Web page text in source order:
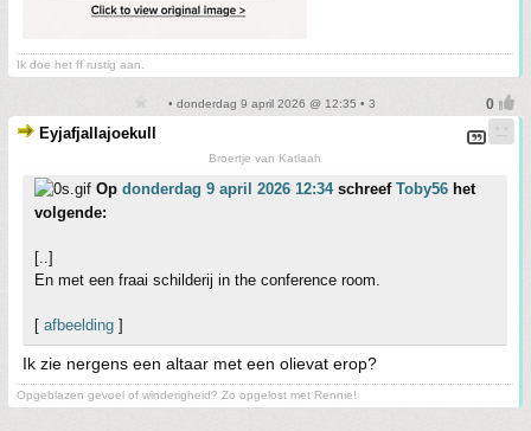
Ik doe het ff rustig aan.
• donderdag 9 april 2026 @ 12:35 • 3
Eyjafjallajoekull
Broertje van Katlaah
Op donderdag 9 april 2026 12:34schreef Toby56 het
volgende:
[..]
En met een fraai schilderij in the conference room.
[ afbeelding ]
Ik zie nergens een altaar met een olievat erop?
Opgeblazen gevoel of winderigheid? Zo opgelost met Rennie!